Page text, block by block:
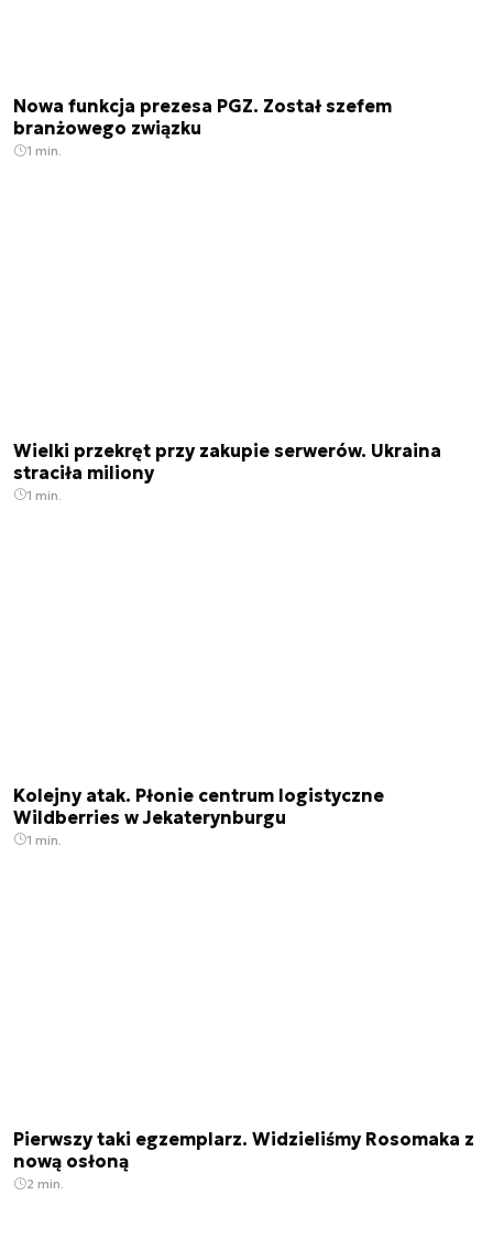
Nowa funkcja prezesa PGZ. Został szefem
branżowego związku
1 min.
Wielki przekręt przy zakupie serwerów. Ukraina
straciła miliony
1 min.
Kolejny atak. Płonie centrum logistyczne
Wildberries w Jekaterynburgu
1 min.
Pierwszy taki egzemplarz. Widzieliśmy Rosomaka z
nową osłoną
2 min.